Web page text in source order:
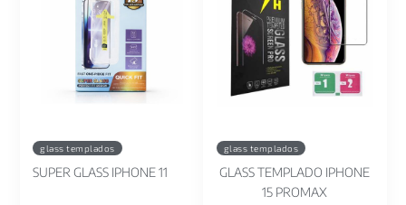
glass templados
SUPER GLASS IPHONE 11
glass templados
GLASS TEMPLADO IPHONE
15 PROMAX